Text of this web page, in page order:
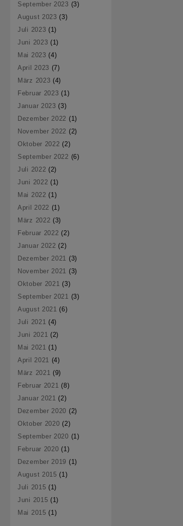
September 2023 (3)
August 2023 (3)
Juli 2023 (1)
Juni 2023 (1)
Mai 2023 (4)
April 2023 (7)
März 2023 (4)
Februar 2023 (1)
Januar 2023 (3)
Dezember 2022 (1)
November 2022 (2)
Oktober 2022 (2)
September 2022 (6)
Juli 2022 (2)
Juni 2022 (1)
Mai 2022 (1)
April 2022 (1)
März 2022 (3)
Februar 2022 (2)
Januar 2022 (2)
Dezember 2021 (3)
November 2021 (3)
Oktober 2021 (3)
September 2021 (3)
August 2021 (6)
Juli 2021 (4)
Juni 2021 (2)
Mai 2021 (1)
April 2021 (4)
März 2021 (9)
Februar 2021 (8)
Januar 2021 (2)
Dezember 2020 (2)
Oktober 2020 (2)
September 2020 (1)
Februar 2020 (1)
Dezember 2019 (1)
August 2015 (1)
Juli 2015 (1)
Juni 2015 (1)
Mai 2015 (1)